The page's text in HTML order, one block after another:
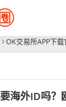
OK交易所APP下
海外ID吗？